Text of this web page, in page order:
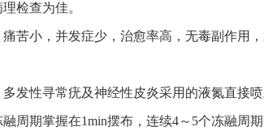
检查为佳。
小，并发症少，治愈率高，无毒副作用
性寻常疣及神经性皮炎采用的液氮直接
周期掌握在1min摆布，连续4～5个冻融周期